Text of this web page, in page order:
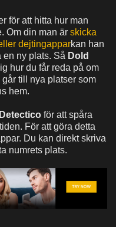
för att hitta hur man
Om din man är skicka
dejtingapparkan han
en ny plats. Så Dold
hur du får reda på om
till nya platser som
hem.
för att spåra
För att göra detta
Du kan direkt skriva
numrets plats.